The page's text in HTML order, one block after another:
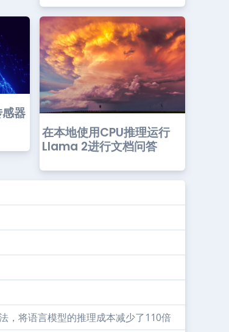
器
在本地使用CPU推理运行
Llama 2进行文档问答
，将语言模型的推理成本减少了110倍